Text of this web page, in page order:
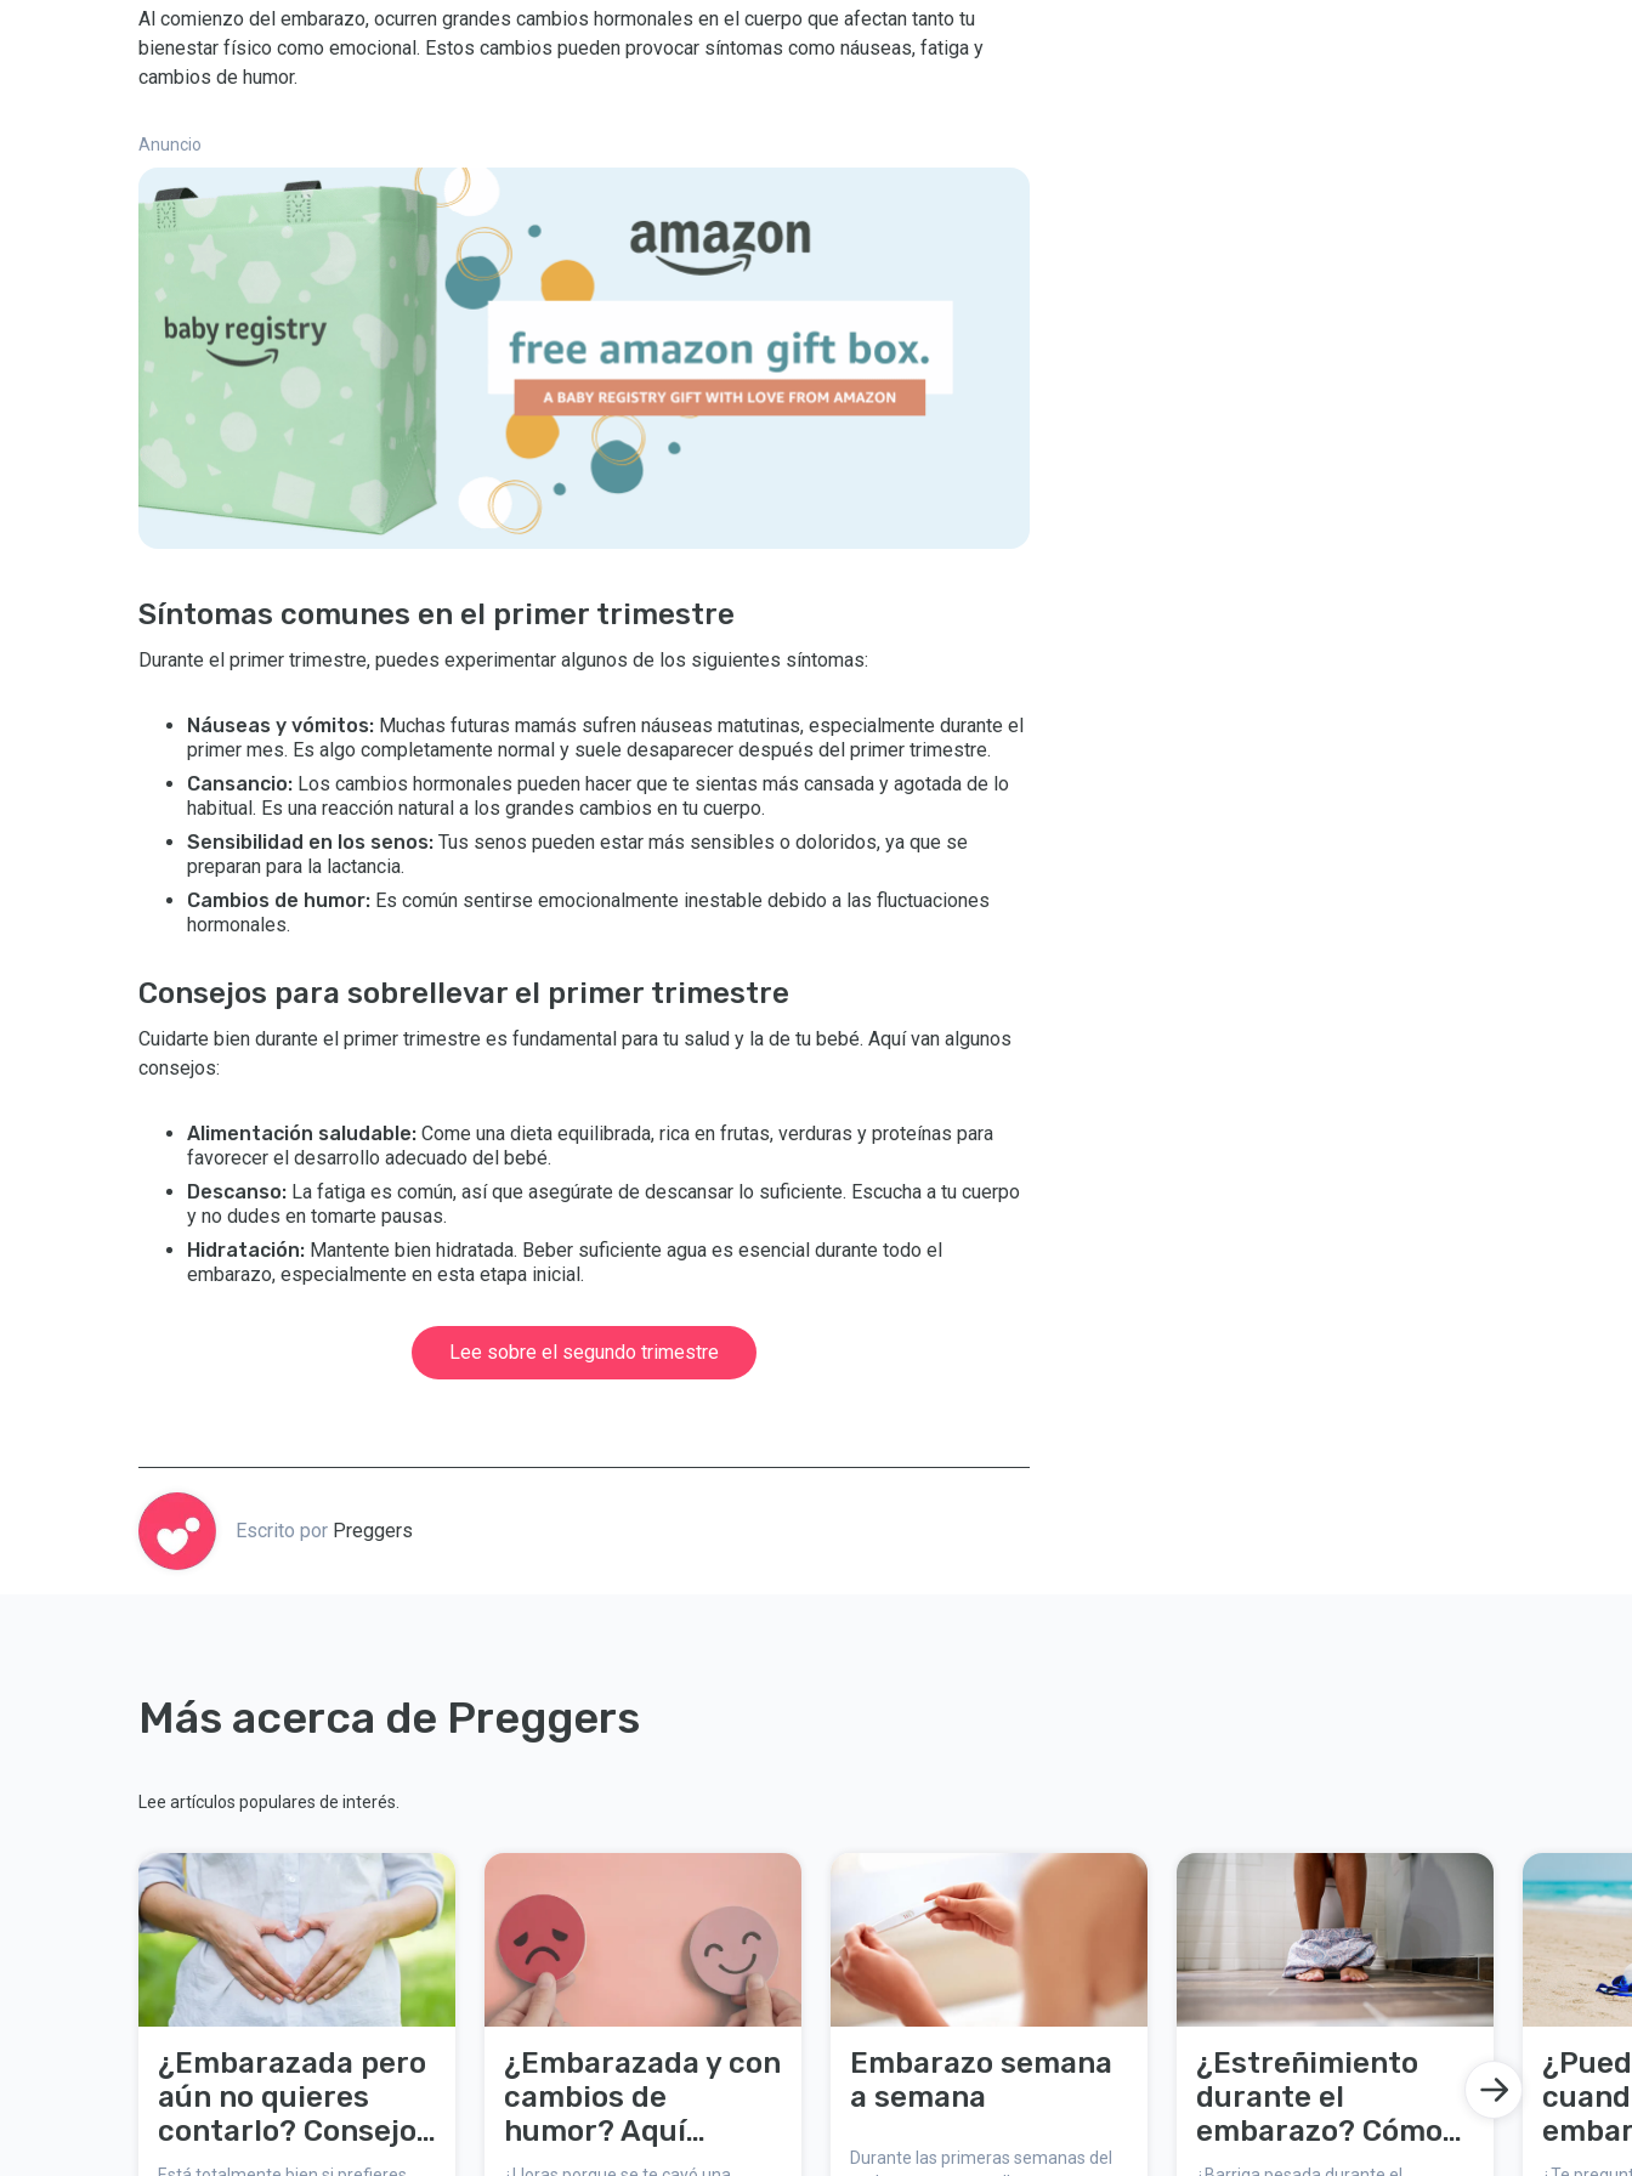
Al comienzo del embarazo, ocurren grandes cambios hormonales en el cuerpo que afectan tanto tu
bienestar físico como emocional. Estos cambios pueden provocar síntomas como náuseas, fatiga y
cambios de humor.
Anuncio
Síntomas comunes en el primer trimestre
Durante el primer trimestre, puedes experimentar algunos de los siguientes síntomas:
Náuseas y vómitos: Muchas futuras mamás sufren náuseas matutinas, especialmente durante el
primer mes. Es algo completamente normal y suele desaparecer después del primer trimestre.
Cansancio: Los cambios hormonales pueden hacer que te sientas más cansada y agotada de lo
habitual. Es una reacción natural a los grandes cambios en tu cuerpo.
Sensibilidad en los senos: Tus senos pueden estar más sensibles o doloridos, ya que se
preparan para la lactancia.
Cambios de humor: Es común sentirse emocionalmente inestable debido a las fluctuaciones
hormonales.
Consejos para sobrellevar el primer trimestre
Cuidarte bien durante el primer trimestre es fundamental para tu salud y la de tu bebé. Aquí van algunos
consejos:
Alimentación saludable: Come una dieta equilibrada, rica en frutas, verduras y proteínas para
favorecer el desarrollo adecuado del bebé.
Descanso: La fatiga es común, así que asegúrate de descansar lo suficiente. Escucha a tu cuerpo
y no dudes en tomarte pausas.
Hidratación: Mantente bien hidratada. Beber suficiente agua es esencial durante todo el
embarazo, especialmente en esta etapa inicial.
Lee sobre el segundo trimestre
Escrito por Preggers
Más acerca de Preggers
Lee artículos populares de interés.
¿Embarazada pero
aún no quieres
contarlo? Consejos
para mantenerlo
¿Embarazada y con
cambios de
humor? Aquí
tienes por qué
Embarazo semana
a semana
Durante las primeras semanas del
¿Estreñimiento
durante el
embarazo? Cómo
poner tu intestino